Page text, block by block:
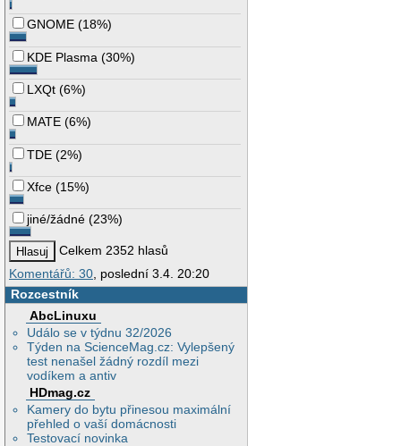
GNOME (18%)
KDE Plasma (30%)
LXQt (6%)
MATE (6%)
TDE (2%)
Xfce (15%)
jiné/žádné (23%)
Celkem 2352 hlasů
Komentářů: 30 , poslední 3.4. 20:20
Rozcestník
AbcLinuxu
Událo se v týdnu 32/2026
Týden na ScienceMag.cz: Vylepšený
test nenašel žádný rozdíl mezi
vodíkem a antiv
HDmag.cz
Kamery do bytu přinesou maximální
přehled o vaší domácnosti
Testovací novinka